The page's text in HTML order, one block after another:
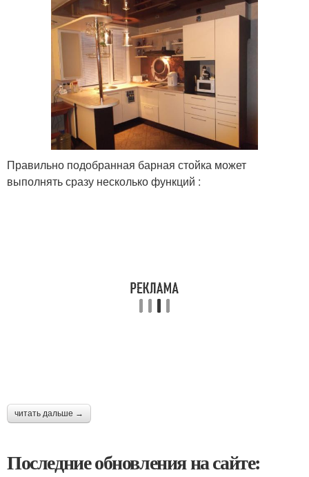
Правильно подобранная барная стойка может
выполнять сразу несколько функций :
читать дальше →
Последние обновления на сайте: